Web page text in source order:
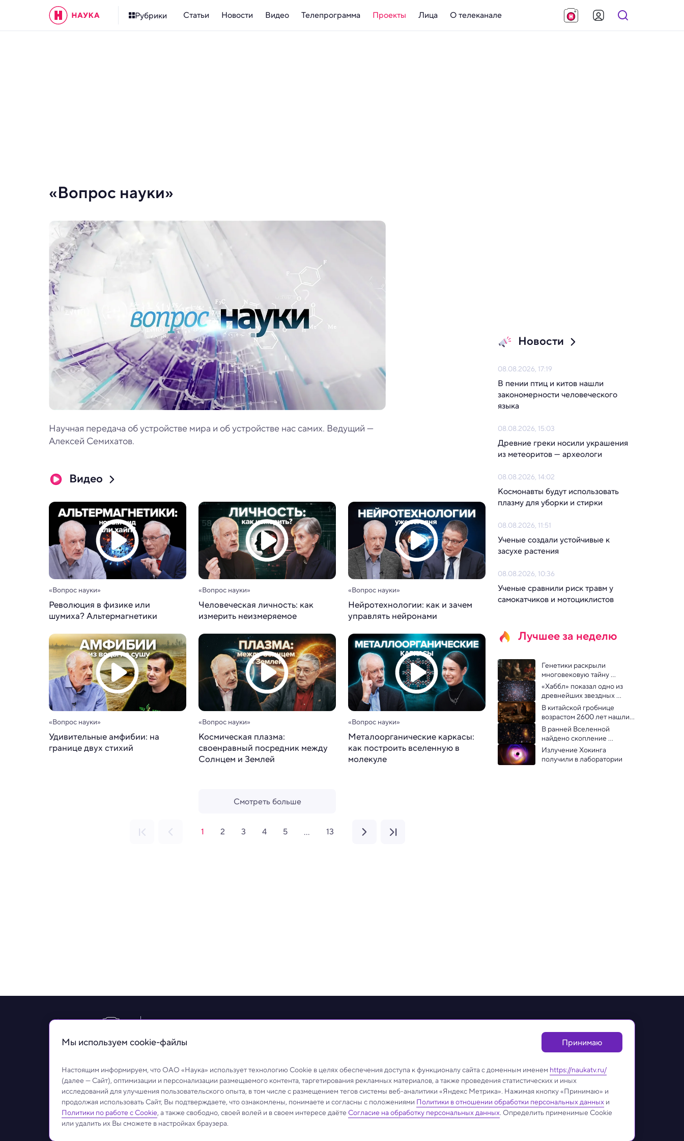
Рубрики Статьи Новости Видео Телепрограмма Проекты Лица О телеканале
«Вопрос науки»
Научная передача об устройстве мира и об устройстве нас самих. Ведущий —
Алексей Семихатов.
Видео
«Вопрос науки»
Революция в физике или
шумиха? Альтермагнетики
«Вопрос науки»
Человеческая личность: как
измерить неизмеряемое
«Вопрос науки»
Нейротехнологии: как и зачем
управлять нейронами
«Вопрос науки»
Удивительные амфибии: на
границе двух стихий
«Вопрос науки»
Космическая плазма:
своенравный посредник между
Солнцем и Землей
«Вопрос науки»
Металоорганические каркасы:
как построить вселенную в
молекуле
Смотреть больше
1 2 3 4 5 ... 13
Новости
08.08.2026, 17:19
В пении птиц и китов нашли
закономерности человеческого
языка
08.08.2026, 15:03
Древние греки носили украшения
из метеоритов — археологи
08.08.2026, 14:02
Космонавты будут использовать
плазму для уборки и стирки
08.08.2026, 11:51
Ученые создали устойчивые к
засухе растения
08.08.2026, 10:36
Ученые сравнили риск травм у
самокатчиков и мотоциклистов
Лучшее за неделю
Генетики раскрыли
многовековую тайну
последних дней герцогов
Медичи XVI века
«Хаббл» показал одно из
древнейших звездных
скоплений Млечного Пути
В китайской гробнице
возрастом 2600 лет нашли
следы магического ритуала
В ранней Вселенной
найдено скопление
галактик, которого не
должно быть
Излучение Хокинга
получили в лаборатории
© ОАО «Наука». Все права на любые материалы, опубликованные на сайте, защищены в соответствии с российским и международным законодательством об авторском праве и смежных правах.
. Адрес для направления юридически
Обработка персональных данныхРабота с cookie-файламиЗащита персональных данных
Мы используем сookie-файлы Принимаю
Настоящим информируем, что ОАО «Наука» использует технологию Cookie в целях обеспечения доступа к функционалу сайта с доменным именем https://naukatv.ru/
(далее — Сайт), оптимизации и персонализации размещаемого контента, таргетирования рекламных материалов, а также проведения статистических и иных
исследований для улучшения пользовательского опыта, в том числе с размещением тегов системы веб-аналитики «Яндекс Метрика». Нажимая кнопку «Принимаю» и
продолжая использовать Сайт, Вы подтверждаете, что ознакомлены, понимаете и согласны с положениями Политики в отношении обработки персональных данных и
Политики по работе с Cookie, а также свободно, своей волей и в своем интересе даёте Согласие на обработку персональных данных. Определить применимые Cookie
или удалить их Вы сможете в настройках браузера.